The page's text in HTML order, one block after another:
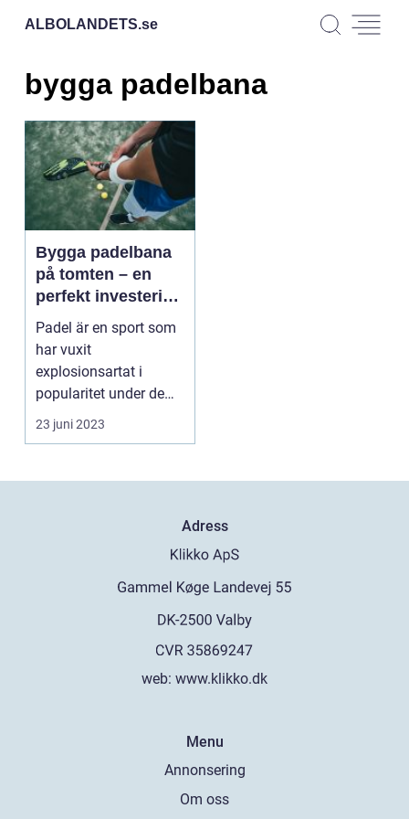
ALBOLANDETS.se
bygga padelbana
Bygga padelbana
på tomten – en
perfekt investering
för
padelentusiaster
Padel är en sport som
har vuxit
explosionsartat i
popularitet under de
senaste åren. Det ...
23 juni 2023
Adress
web: www.klikko.dk
Menu
Annonsering
Om oss